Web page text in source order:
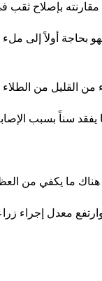
بإصلاح ثقب
أولاً إلى ملء
من القليل من الطلاء
سناً بسبب
ما يكفي من
معدل إجراء